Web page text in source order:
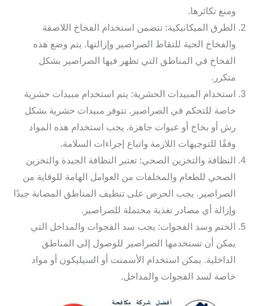
ومنع تكاثرها.
الطرق الميكانيكية: تتضمن استخدام الفخاخ اللاصقة
والفخاخ الحية للتقاط الصراصير وإزالتها. يتم وضع هذه
الفخاخ في المناطق التي تظهر فيها الصراصير بشكل
متكرر.
استخدام المبيدات الحشرية: يتم استخدام مبيدات حشرية
خاصة للتحكم في الصراصير. تتوفر مبيدات حشرية بشكل
رش أو بخاخ أو عبوات جاهزة. يجب استخدام هذه المواد
وفقًا للتوجيهات اللازمة واتباع إجراءات السلامة.
النظافة والتخزين الصحي: تعتبر النظافة الجيدة والتخزين
الصحي للطعام والمخلفات من العوامل الهامة للوقاية من
الصراصير. يجب الحرص على تنظيف المناطق المصابة جيدًا
وإزالة أي مصادر تغذية محتملة للصراصير.
الختم وسد الفجوات: يجب سد الفجوات والمداخل التي
يمكن أن تستخدمها الصراصير للوصول إلى المناطق
الداخلية. يمكن استخدام الأسمنت أو السيليكون أو مواد
خاصة لسد الفجوات والمداخل.